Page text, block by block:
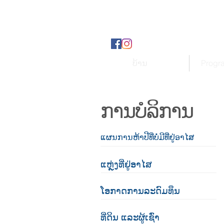
ການບໍລິການ
ແຜນການຫ້າປີທີ່ບໍ່ມີທີ່ຢູ່ອາໄສ
ແຫຼ່ງທີ່ຢູ່ອາໄສ
ໂອກາດການລະດົມທຶນ
ທີ່ດິນ ແລະຜູ້ເຊົ່າ